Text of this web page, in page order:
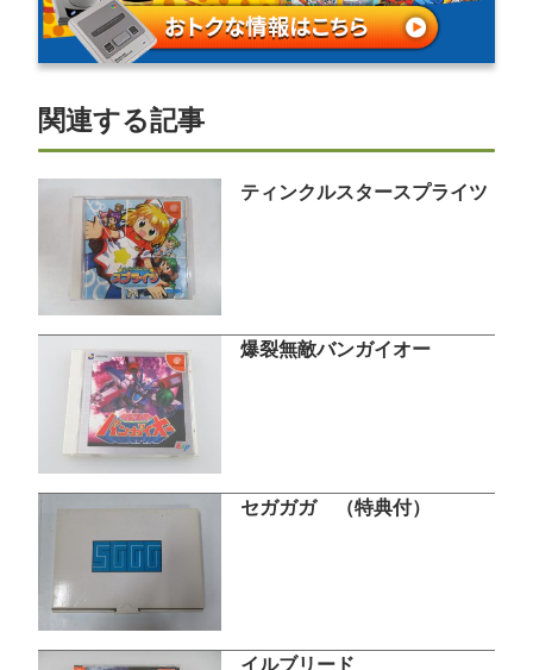
関連する記事
ティンクルスタースプライツ
爆裂無敵バンガイオー
セガガガ （特典付）
イルブリード